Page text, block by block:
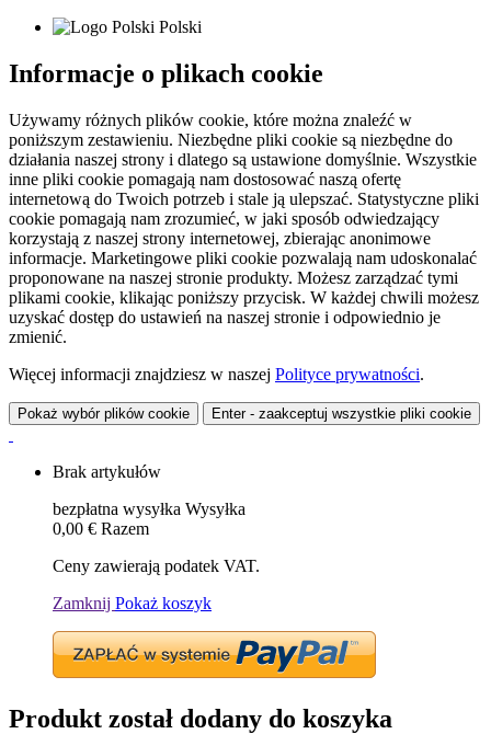
Polski
Informacje o plikach cookie
Używamy różnych plików cookie, które można znaleźć w
poniższym zestawieniu. Niezbędne pliki cookie są niezbędne do
działania naszej strony i dlatego są ustawione domyślnie. Wszystkie
inne pliki cookie pomagają nam dostosować naszą ofertę
internetową do Twoich potrzeb i stale ją ulepszać. Statystyczne pliki
cookie pomagają nam zrozumieć, w jaki sposób odwiedzający
korzystają z naszej strony internetowej, zbierając anonimowe
informacje. Marketingowe pliki cookie pozwalają nam udoskonalać
proponowane na naszej stronie produkty. Możesz zarządzać tymi
plikami cookie, klikając poniższy przycisk. W każdej chwili możesz
uzyskać dostęp do ustawień na naszej stronie i odpowiednio je
zmienić.
Więcej informacji znajdziesz w naszej Polityce prywatności.
Pokaż wybór plików cookie Enter - zaakceptuj wszystkie pliki cookie
Brak artykułów
bezpłatna wysyłka Wysyłka
0,00 € Razem
Ceny zawierają podatek VAT.
Zamknij Pokaż koszyk
Produkt został dodany do koszyka